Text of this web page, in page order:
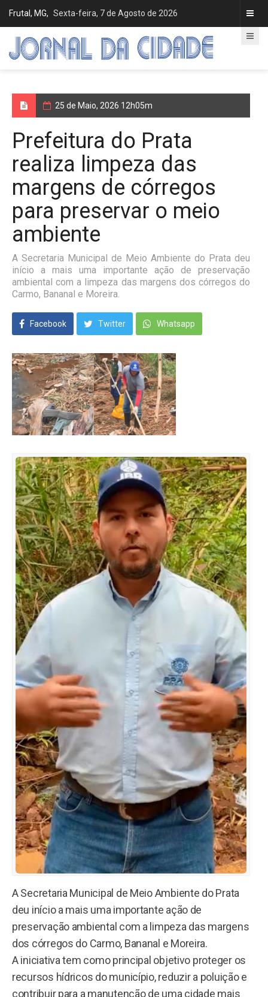
Frutal, MG, Sexta-feira, 7 de Agosto de 2026
25 de Maio, 2026 12h05m
Prefeitura do Prata
realiza limpeza das
margens de córregos
para preservar o meio
ambiente
A Secretaria Municipal de Meio Ambiente do Prata deu
início a mais uma importante ação de preservação
ambiental com a limpeza das margens dos córregos do
Carmo, Bananal e Moreira.
Facebook Twitter Whatsapp
A Secretaria Municipal de Meio Ambiente do Prata
deu início a mais uma importante ação de
preservação ambiental com a limpeza das margens
dos córregos do Carmo, Bananal e Moreira.
A iniciativa tem como principal objetivo proteger os
recursos hídricos do município, reduzir a poluição e
contribuir para a manutenção de uma cidade mais